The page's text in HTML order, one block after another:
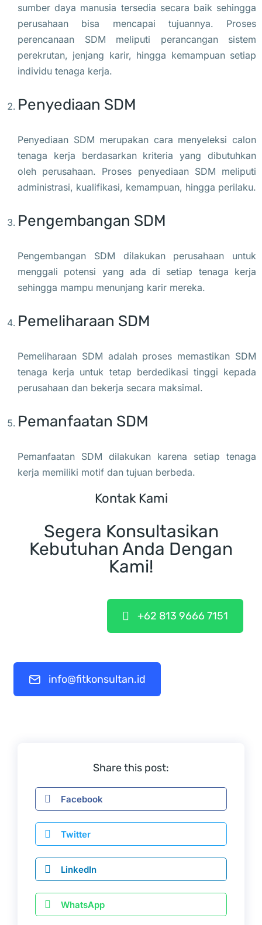
sumber daya manusia tersedia secara baik sehingga
perusahaan bisa mencapai tujuannya. Proses
perencanaan SDM meliputi perancangan sistem
perekrutan, jenjang karir, hingga kemampuan setiap
individu tenaga kerja.
Penyediaan SDM
Penyediaan SDM merupakan cara menyeleksi calon
tenaga kerja berdasarkan kriteria yang dibutuhkan
oleh perusahaan. Proses penyediaan SDM meliputi
administrasi, kualifikasi, kemampuan, hingga perilaku.
Pengembangan SDM
Pengembangan SDM dilakukan perusahaan untuk
menggali potensi yang ada di setiap tenaga kerja
sehingga mampu menunjang karir mereka.
Pemeliharaan SDM
Pemeliharaan SDM adalah proses memastikan SDM
tenaga kerja untuk tetap berdedikasi tinggi kepada
perusahaan dan bekerja secara maksimal.
Pemanfaatan SDM
Pemanfaatan SDM dilakukan karena setiap tenaga
kerja memiliki motif dan tujuan berbeda.
Kontak Kami
Segera Konsultasikan
Kebutuhan Anda Dengan
Kami!
+62 813 9666 7151
info@fitkonsultan.id
Share this post:
Facebook
Twitter
LinkedIn
WhatsApp